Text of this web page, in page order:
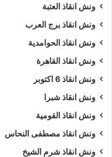
ونش انقاذ العتبة
ونش انقاذ برج العرب
ونش انقاذ الحوامدية
ونش انقاذ القاهرة
ونش انقاذ 6 اكتوبر
ونش انقاذ شبرا
ونش انقاذ القومية
ونش انقاذ مصطفى النحاس
ونش انقاذ شرم الشيخ